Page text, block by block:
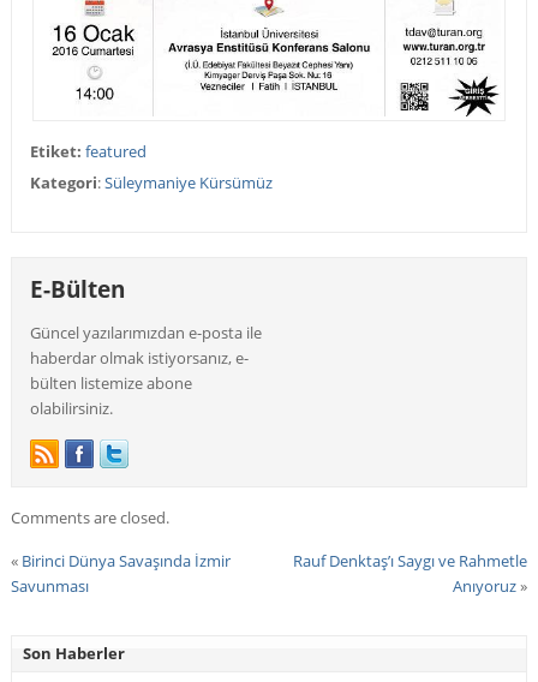
Etiket: featured
Kategori:Süleymaniye Kürsümüz
E-Bülten
Güncel yazılarımızdan e-posta ile
haberdar olmak istiyorsanız, e-
bülten listemize abone
olabilirsiniz.
Comments are closed.
« Birinci Dünya Savaşında İzmir
Savunması
Rauf Denktaş’ı Saygı ve Rahmetle
Anıyoruz»
Son Haberler